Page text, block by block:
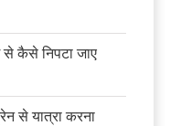
से कैसे निपटा जाए
से यात्रा करना